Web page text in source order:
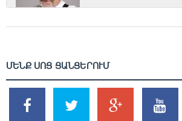
ՄԵՆՔ ՍՈՑ ՑԱՆՑԵՐՈՒՄ
2k
SHARES
1.5k
TWEETS
203
SHARES
620
SHARES